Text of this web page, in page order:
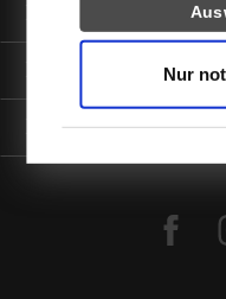
Nur
Informationen für
Kontaktinfo
facebook